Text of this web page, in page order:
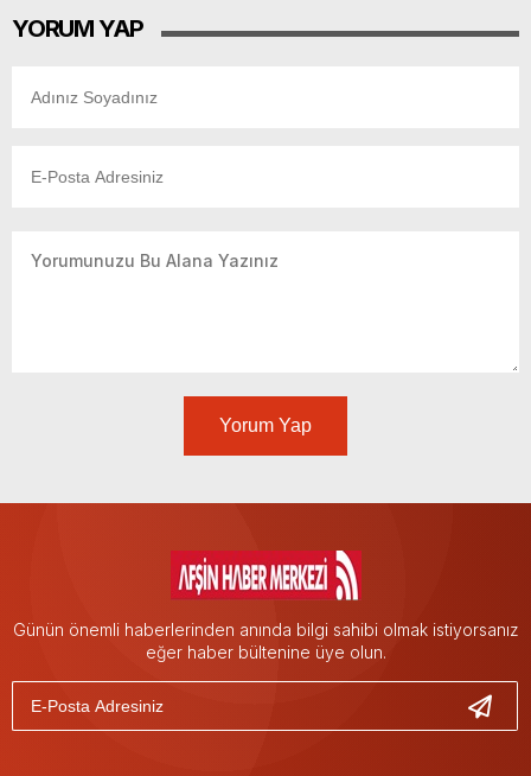
YORUM YAP
Yorum Yap
Günün önemli haberlerinden anında bilgi sahibi olmak istiyorsanız
eğer haber bültenine üye olun.